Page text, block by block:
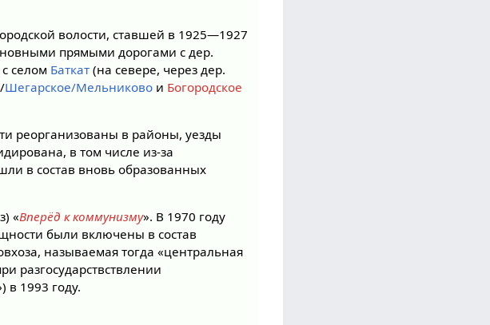
волости, ставшей в 1925—1927
прямыми дорогами с дер.
селом Баткат (на севере, через дер.
/Шегарское/Мельниково и Богородское
реорганизованы в районы, уезды
в том числе из-за
в состав вновь образованных
«Вперёд к коммунизму». В 1970 году
были включены в состав
называемая тогда «центральная
разгосударствствлении
в 1993 году.